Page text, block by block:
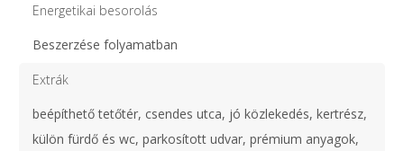
Energetikai besorolás
Beszerzése folyamatban
Extrák
beépíthető tetőtér, csendes utca, jó közlekedés, kertrész,
külön fürdő és wc, parkosított udvar, prémium anyagok,